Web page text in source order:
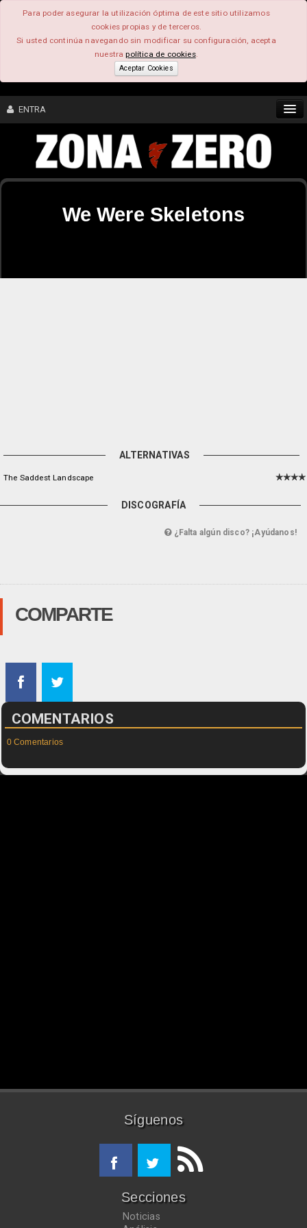
Para poder asegurar la utilización óptima de este sitio utilizamos
cookies propias y de terceros.
Si usted continúa navegando sin modificar su configuración, acepta
nuestrapolítica de cookies.
Aceptar Cookies
ENTRA
CONTENIDO
We Were Skeletons
ALTERNATIVAS
The Saddest Landscape
DISCOGRAFÍA
¿Falta algún disco? ¡Ayúdanos!
COMPARTE
COMENTARIOS
0 Comentarios
Síguenos
Secciones
Noticias